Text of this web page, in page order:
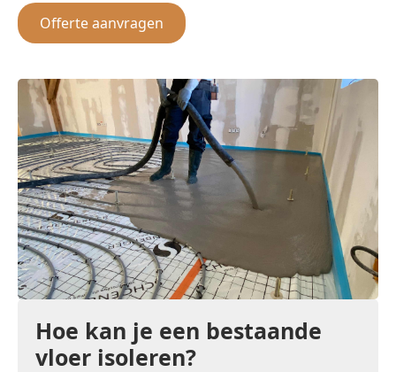
Offerte aanvragen
Hoe kan je een bestaande
vloer isoleren?